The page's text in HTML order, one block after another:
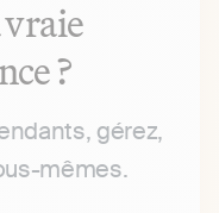
?
gérez,
mêmes.